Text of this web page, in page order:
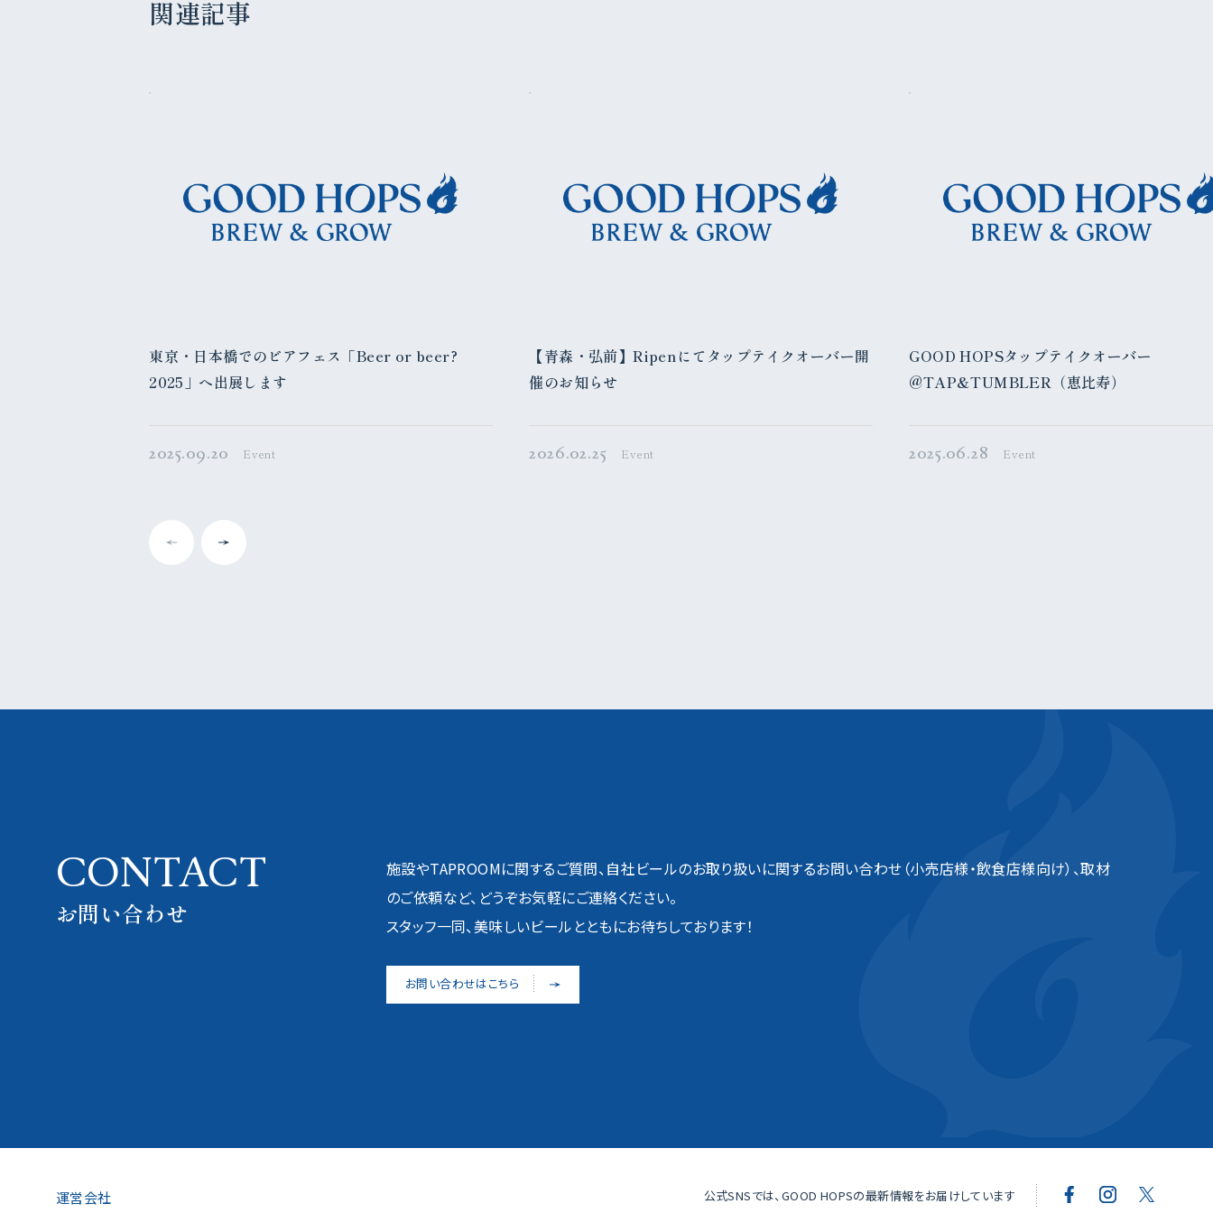
関連記事
東京・日本橋でのビアフェス「Beer or beer?
2025」へ出展します
2025.09.20 Event
【青森・弘前】Ripenにてタップテイクオーバー開
催のお知らせ
2026.02.25 Event
GOOD HOPSタップテイクオーバー
@TAP&TUMBLER（恵比寿）
2025.06.28 Event
CONTACT
お問い合わせ
施設やTAPROOMに関するご質問、自社ビールのお取り扱いに関するお問い合わせ（小売店様・飲食店様向け）、取材
のご依頼など、どうぞお気軽にご連絡ください。
スタッフ一同、美味しいビールとともにお待ちしております！
お問い合わせはこちら
運営会社 公式SNSでは、GOOD HOPSの最新情報をお届けしています